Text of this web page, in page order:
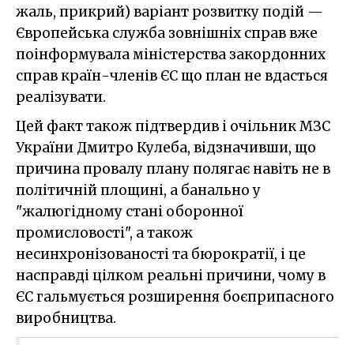
жаль, прикрий) варіант розвитку подій —
Європейська служба зовнішніх справ вже
поінформувала міністерства закордонних
справ країн-членів ЄС що план не вдасться
реалізувати.
Цей факт також підтвердив і очільник МЗС
України Дмитро Кулеба, відзначивши, що
причина провалу плану полягає навіть не в
політичній площині, а банально у
"жалюгідному стані оборонної
промисловості", а також
несинхронізованості та бюрократії, і це
насправді цілком реальні причини, чому в
ЄС гальмується розширення боєприпасного
виробництва.